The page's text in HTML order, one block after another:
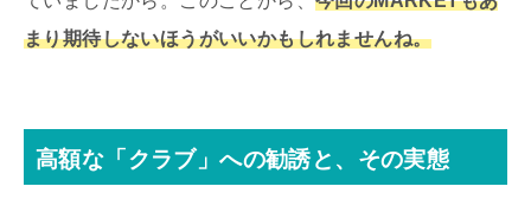
まり期待しないほうがいいかもしれませんね。
高額な「クラブ」への勧誘と、その実態